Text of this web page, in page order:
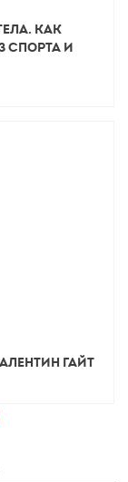
Как
спорта и
Гайт